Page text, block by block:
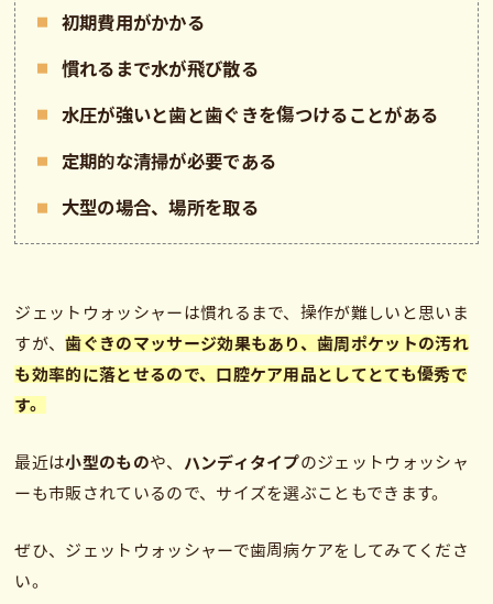
初期費用がかかる
慣れるまで水が飛び散る
水圧が強いと歯と歯ぐきを傷つけることがある
定期的な清掃が必要である
大型の場合、場所を取る
ジェットウォッシャーは慣れるまで、操作が難しいと思いま
すが、歯ぐきのマッサージ効果もあり、歯周ポケットの汚れ
も効率的に落とせるので、口腔ケア用品としてとても優秀で
す。
最近は小型のものや、 ハンディタイプのジェットウォッシャ
ーも市販されているので、サイズを選ぶこともできます。
ぜひ、ジェットウォッシャーで歯周病ケアをしてみてくださ
い。